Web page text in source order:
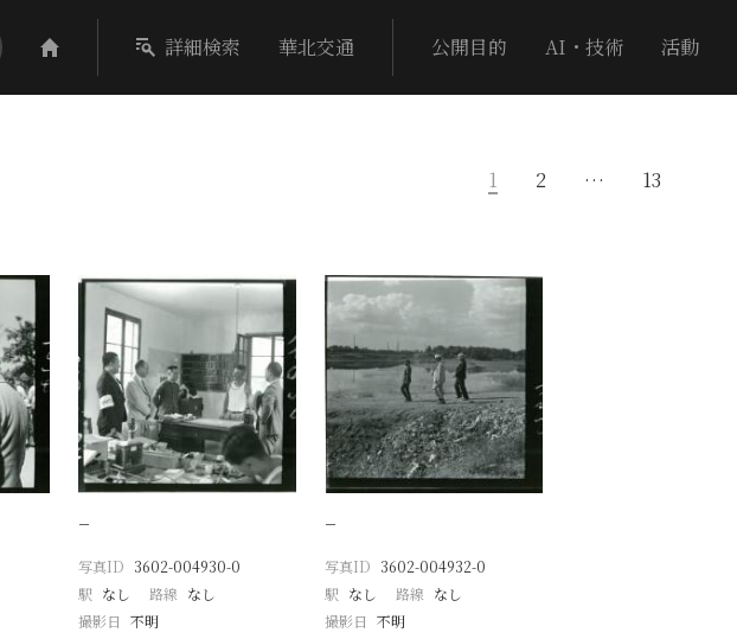
詳細検索 華北交通 公開目的 AI・技術 活動
1 2 … 13
−
写真ID 3602-004930-0
駅 なし 路線 なし
撮影日 不明
−
写真ID 3602-004932-0
駅 なし 路線 なし
撮影日 不明